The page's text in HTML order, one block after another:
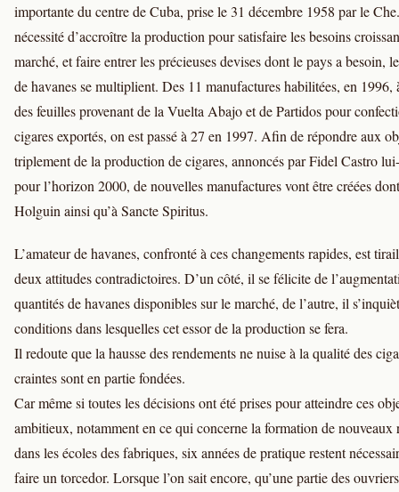
importante du centre de Cuba, prise le 31 décembre 1958 par le
nécessité d’accroître la production pour satisfaire les besoins
marché, et faire entrer les précieuses devises dont le pays a besoin,
de havanes se multiplient. Des 11 manufactures habilitées, en 1996,
des feuilles provenant de la Vuelta Abajo et de Partidos pour
cigares exportés, on est passé à 27 en 1997. Afin de répondre aux
triplement de la production de cigares, annoncés par Fidel Castro
pour l’horizon 2000, de nouvelles manufactures vont être créées
Holguin ainsi qu’à Sancte Spiritus.
L’amateur de havanes, confronté à ces changements rapides, est
deux attitudes contradictoires. D’un côté, il se félicite de
quantités de havanes disponibles sur le marché, de l’autre, il
conditions dans lesquelles cet essor de la production se fera.
Il redoute que la hausse des rendements ne nuise à la qualité des
craintes sont en partie fondées.
Car même si toutes les décisions ont été prises pour atteindre ces
ambitieux, notamment en ce qui concerne la formation de nouveaux
dans les écoles des fabriques, six années de pratique restent
faire un torcedor. Lorsque l’on sait encore, qu’une partie des